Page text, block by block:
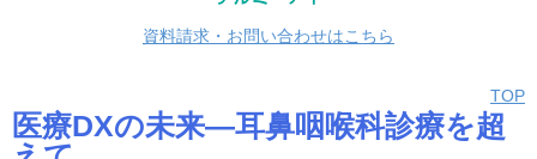
資料請求・お問い合わせはこちら
TOP
医療DXの未来—耳鼻咽喉科診療を超